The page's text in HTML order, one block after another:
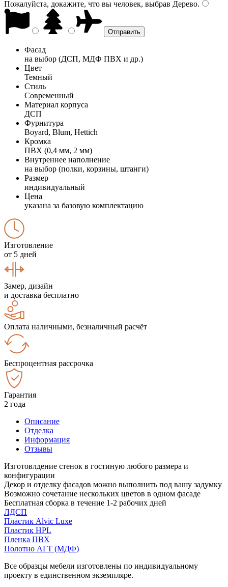
Пожалуйста, докажите, что вы человек, выбрав Дерево.
Фасад
на выбор (ДСП, МДФ ПВХ и др.)
Цвет
Темный
Стиль
Современный
Материал корпуса
ДСП
Фурнитура
Boyard, Blum, Hettich
Кромка
ПВХ (0,4 мм, 2 мм)
Внутреннее наполнение
на выбор (полки, корзины, штанги)
Размер
индивидуальный
Цена
указана за базовую комплектацию
Изготовление
от 5 дней
Замер, дизайн
и доставка бесплатно
Оплата наличными, безналичный расчёт
Беспроцентная рассрочка
Гарантия
2 года
Описание
Отделка
Информация
Отзывы
Изготовлдение стенок в гостиную любого размера и
конфигурации
Декор и отделку фасадов можно выполнить под вашу задумку
Возможно сочетание нескольких цветов в одном фасаде
Бесплатная сборка в течение 1-2 рабочих дней
ЛДСП
Пластик Alvic Luxe
Пластик HPL
Пленка ПВХ
Полотно АГТ (МДФ)
Все образцы мебели изготовлены по индивидуальному
проекту в единственном экземпляре.